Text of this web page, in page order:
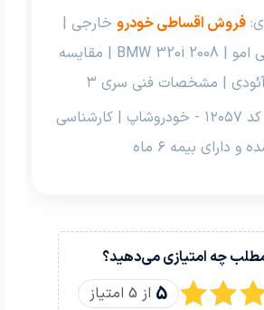
فروش اقساطی خودرو خارجی |
خرید قسطی بی امو | BMW 320i 2008 | مقایسه
| مشخصات فنی سری ۳
بر اساس آگهی کد ۱۲۰۵۷ - خودروشاپ | کارشناسی
و دارای بیمه ۶ ماه
چه امتیازی می‌دهید؟
5 از 5 امتیاز